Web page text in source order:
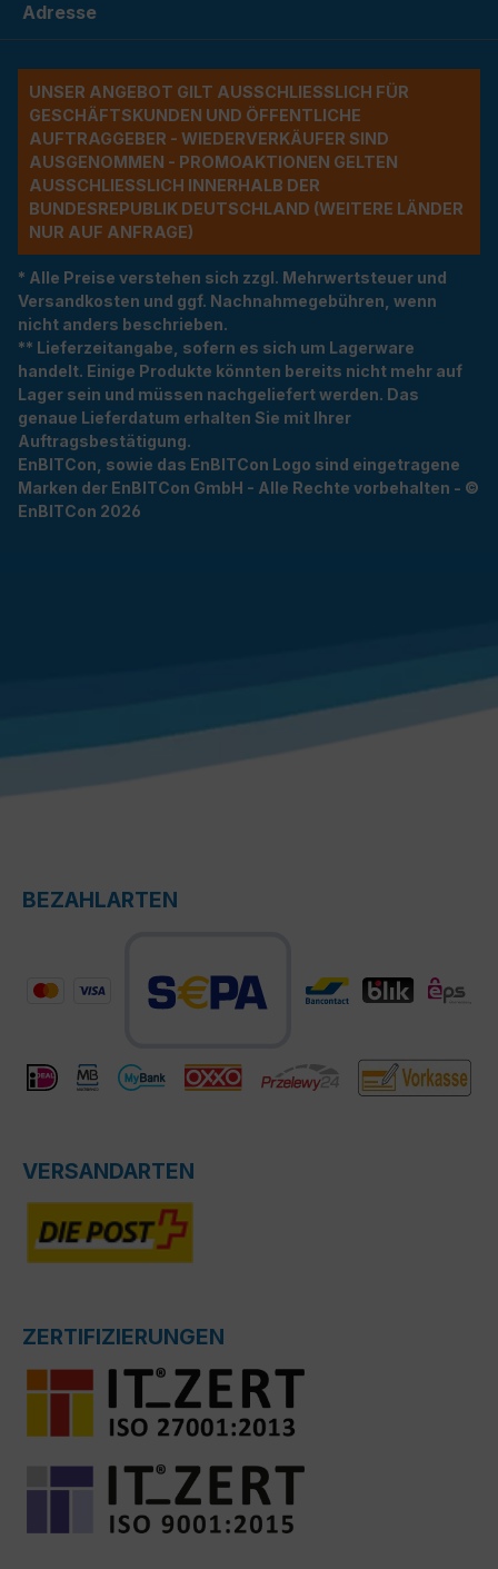
Adresse
UNSER ANGEBOT GILT AUSSCHLIESSLICH FÜR G
ESCHÄFTSKUNDEN UND ÖFFENTLICHE A
UFTRAGGEBER - WIEDERVERKÄUFER SIND A
USGENOMMEN - PROMOAKTIONEN GELTEN A
USSCHLIESSLICH INNERHALB DER BU
NDESREPUBLIK DEUTSCHLAND (WEITERE LÄNDER NU
R AUF ANFRAGE)
* Alle Preise verstehen sich zzgl. Mehrwertsteuer und
Versandkosten und ggf. Nachnahmegebühren, wenn
nicht anders beschrieben.
** Lieferzeitangabe, sofern es sich um Lagerware
handelt. Einige Produkte könnten bereits nicht mehr auf
Lager sein und müssen nachgeliefert werden. Das
genaue Lieferdatum erhalten Sie mit Ihrer
Auftragsbestätigung.
EnBITCon, sowie das EnBITCon Logo sind eingetragene
Marken der EnBITCon GmbH - Alle Rechte vorbehalten - ©
EnBITCon 2026
BEZAHLARTEN
VERSANDARTEN
ZERTIFIZIERUNGEN